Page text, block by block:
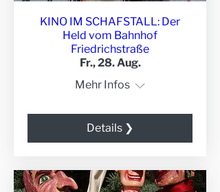
KINO IM SCHAFSTALL: Der
Held vom Bahnhof
Friedrichstraße
Fr., 28. Aug.
Mehr Infos
Details ❯